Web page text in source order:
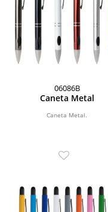
06086B
Caneta Metal
Caneta Metal.